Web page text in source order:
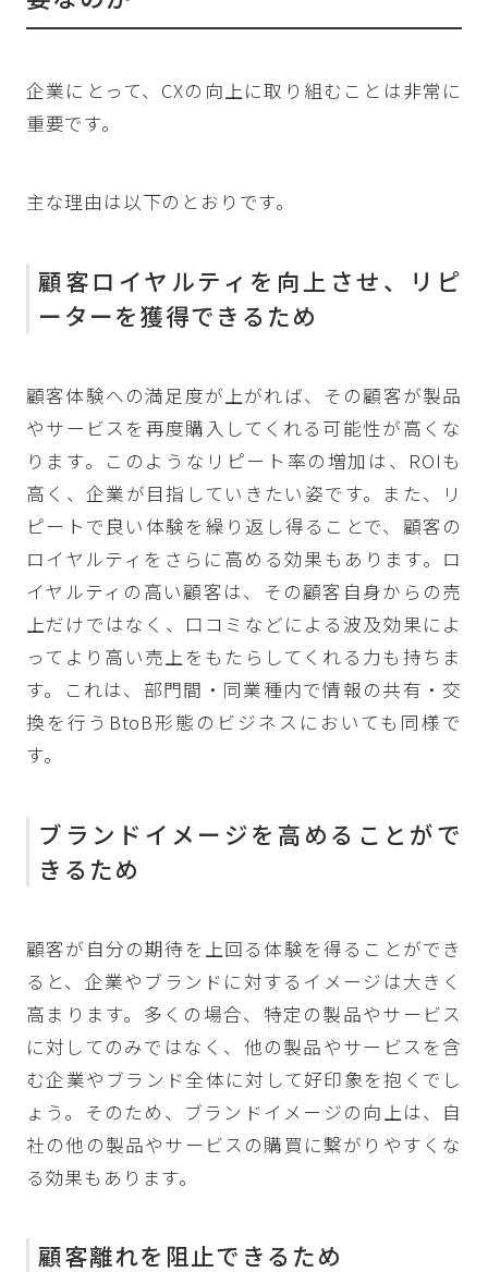
企業にとって、CXの向上に取り組むことは非常に
重要です。
主な理由は以下のとおりです。
顧客ロイヤルティを向上させ、リピ
ーターを獲得できるため
顧客体験への満足度が上がれば、その顧客が製品
やサービスを再度購入してくれる可能性が高くな
ります。このようなリピート率の増加は、ROIも
高く、企業が目指していきたい姿です。また、リ
ピートで良い体験を繰り返し得ることで、顧客の
ロイヤルティをさらに高める効果もあります。ロ
イヤルティの高い顧客は、その顧客自身からの売
上だけではなく、口コミなどによる波及効果によ
ってより高い売上をもたらしてくれる力も持ちま
す。これは、部門間・同業種内で情報の共有・交
換を行うBtoB形態のビジネスにおいても同様で
す。
ブランドイメージを高めることがで
きるため
顧客が自分の期待を上回る体験を得ることができ
ると、企業やブランドに対するイメージは大きく
高まります。多くの場合、特定の製品やサービス
に対してのみではなく、他の製品やサービスを含
む企業やブランド全体に対して好印象を抱くでし
ょう。そのため、ブランドイメージの向上は、自
社の他の製品やサービスの購買に繋がりやすくな
る効果もあります。
顧客離れを阻止できるため